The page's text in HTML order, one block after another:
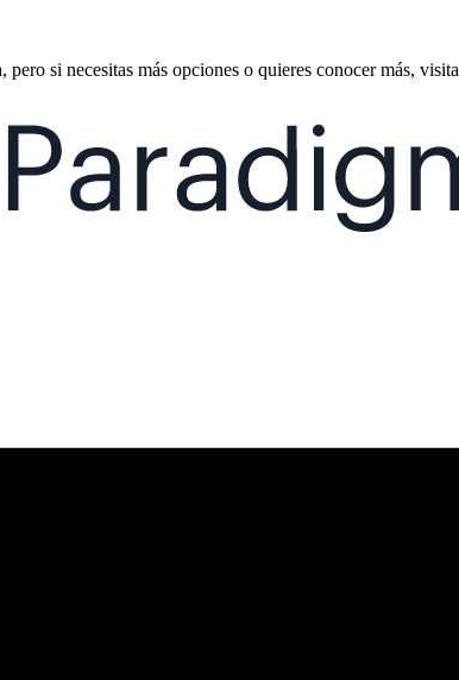
pero si necesitas más opciones o quieres conocer más, visita